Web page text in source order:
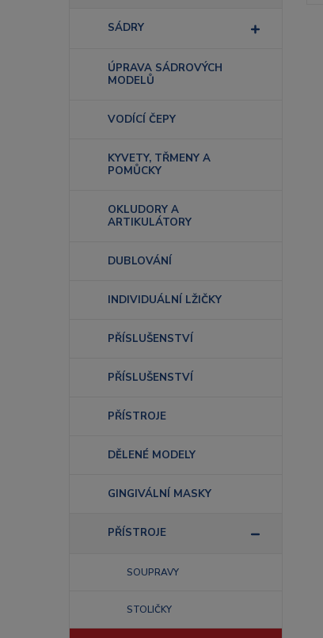
SÁDRY
ÚPRAVA SÁDROVÝCH
MODELŮ
VODÍCÍ ČEPY
KYVETY, TŘMENY A
POMŮCKY
OKLUDORY A
ARTIKULÁTORY
DUBLOVÁNÍ
INDIVIDUÁLNÍ LŽIČKY
PŘÍSLUŠENSTVÍ
PŘÍSLUŠENSTVÍ
PŘÍSTROJE
DĚLENÉ MODELY
GINGIVÁLNÍ MASKY
PŘÍSTROJE
SOUPRAVY
STOLIČKY